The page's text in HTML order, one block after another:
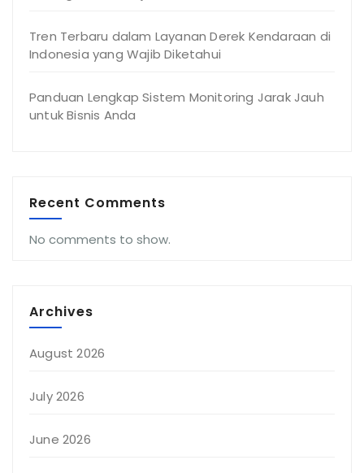
Tren Terbaru dalam Layanan Derek Kendaraan di
Indonesia yang Wajib Diketahui
Panduan Lengkap Sistem Monitoring Jarak Jauh
untuk Bisnis Anda
Recent Comments
No comments to show.
Archives
August 2026
July 2026
June 2026